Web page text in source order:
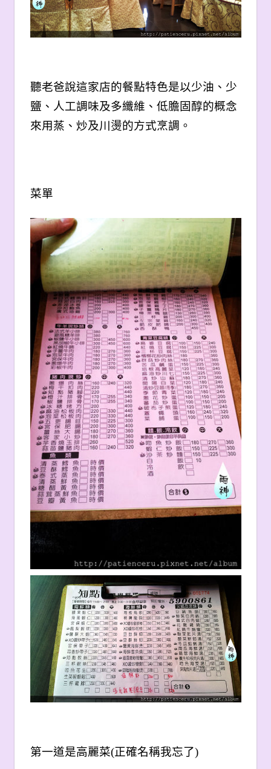
聽老爸說這家店的餐點特色是以少油、少
鹽、人工調味及多纖維、低膽固醇的概念
來用蒸、炒及川燙的方式烹調。
菜單
第一道是高麗菜(正確名稱我忘了)